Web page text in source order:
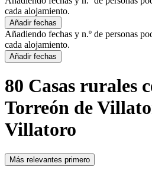
cada alojamiento.
Añadir fechas
Añadiendo fechas y n.º de personas
cada alojamiento.
Añadir fechas
80 Casas rurales
Torreón de
Villatoro
Más relevantes primero